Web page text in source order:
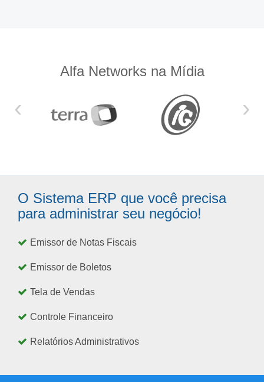
Alfa Networks na Mídia
‹ ›
O Sistema ERP que você precisa
para administrar seu negócio!
Emissor de Notas Fiscais
Emissor de Boletos
Tela de Vendas
Controle Financeiro
Relatórios Administrativos